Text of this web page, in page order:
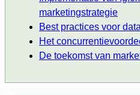
marketingstrategie
Best practices voor
Het
De toekomst van